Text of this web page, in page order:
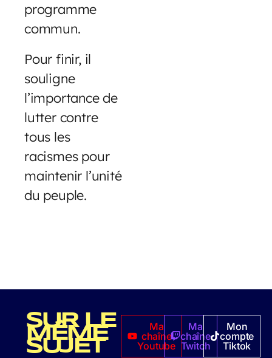
programme
commun.
Pour finir, il
souligne
l’importance de
lutter contre
tous les
racismes pour
maintenir l’unité
du peuple.
SUR LE
MÊME
SUJET
Ma
chaîne
Youtube
Ma
chaîne
Twitch
Mon
compte
Tiktok